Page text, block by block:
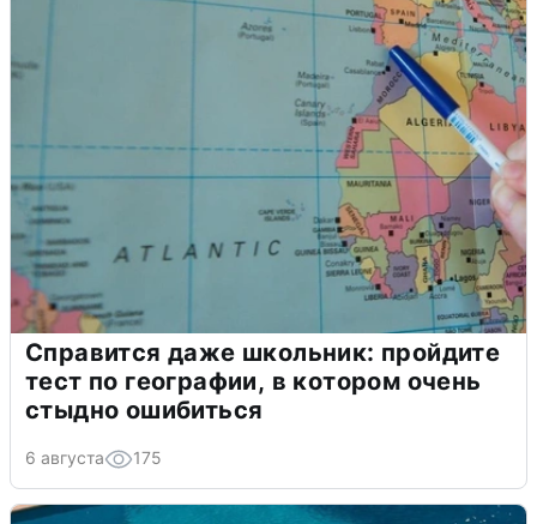
Справится даже школьник: пройдите
тест по географии, в котором очень
стыдно ошибиться
6 августа 175